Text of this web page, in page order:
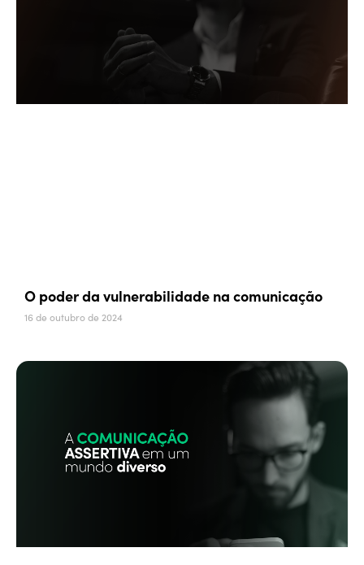
O poder da vulnerabilidade na comunicação
16 de outubro de 2024